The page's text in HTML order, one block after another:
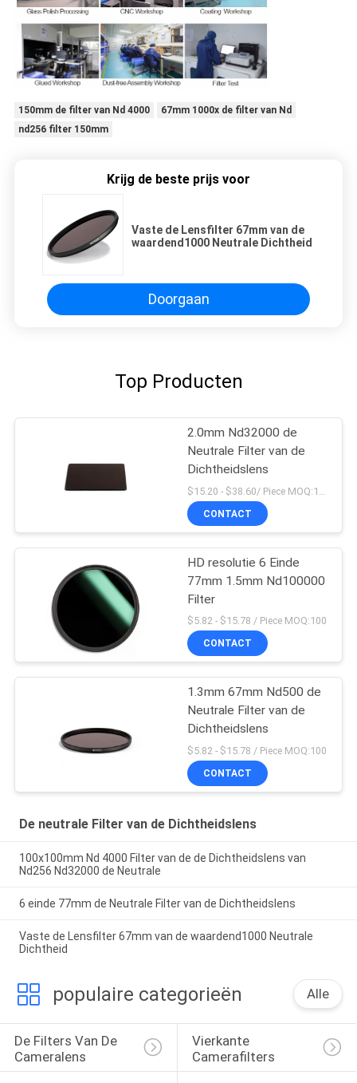
150mm de filter van Nd 4000
67mm 1000x de filter van Nd
nd256 filter 150mm
Krijg de beste prijs voor
Vaste de Lensfilter 67mm van de
waardend1000 Neutrale Dichtheid
Doorgaan
Top Producten
2.0mm Nd32000 de
Neutrale Filter van de
Dichtheidslens
CONTACT
HD resolutie 6 Einde
77mm 1.5mm Nd100000
Filter
$5.82 - $15.78 / Piece MOQ:100
CONTACT
1.3mm 67mm Nd500 de
Neutrale Filter van de
Dichtheidslens
$5.82 - $15.78 / Piece MOQ:100
CONTACT
De neutrale Filter van de Dichtheidslens
100x100mm Nd 4000 Filter van de de Dichtheidslens van
Nd256 Nd32000 de Neutrale
6 einde 77mm de Neutrale Filter van de Dichtheidslens
Vaste de Lensfilter 67mm van de waardend1000 Neutrale
Dichtheid
populaire categorieën Alle
De Filters Van De
Cameralens
Vierkante
Camerafilters